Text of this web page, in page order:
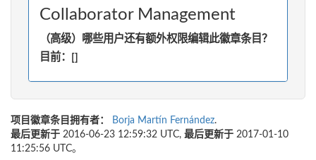
Collaborator Management
（高级）哪些用户还有额外权限编辑此徽章条目？
目前：[]
项目徽章条目拥有者： Borja Martín Fernández.
最后更新于 2016-06-23 12:59:32 UTC, 最后更新于 2017-01-10
11:25:56 UTC。